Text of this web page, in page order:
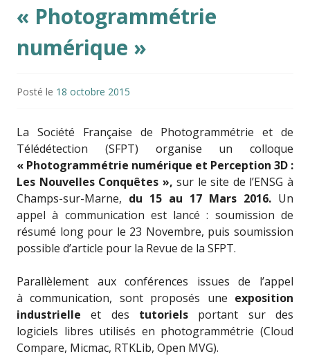
« Photogrammétrie
numérique »
Posté le 18 octobre 2015
La Société Française de Photogrammétrie et de
Télédétection (SFPT) organise un colloque
« Photogrammétrie numérique et Perception 3D :
Les Nouvelles Conquêtes »,sur le site de l’ENSG à
Champs-sur-Marne, du 15 au 17 Mars 2016. Un
appel à communication est lancé : soumission de
résumé long pour le 23 Novembre, puis soumission
possible d’article pour la Revue de la SFPT.
Parallèlement aux conférences issues de l’appel
à communication, sont proposés une exposition
industrielle et des tutoriels portant sur des
logiciels libres utilisés en photogrammétrie (Cloud
Compare, Micmac, RTKLib, Open MVG).